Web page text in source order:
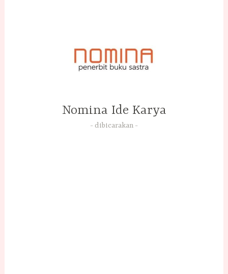
Nomina Ide Karya
dibicarakan